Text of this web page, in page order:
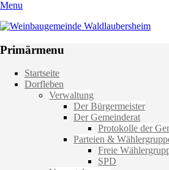
Menu
Weinbaugemeinde Waldlaubersheim
Primärmenu
Weiter
zum
Startseite
Dorfleben
Verwaltung
Der Bürgermeister
Der Gemeinderat
Protokolle der
Parteien &
Freie
SPD